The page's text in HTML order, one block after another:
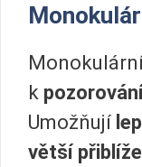
k
Umožňují
větší